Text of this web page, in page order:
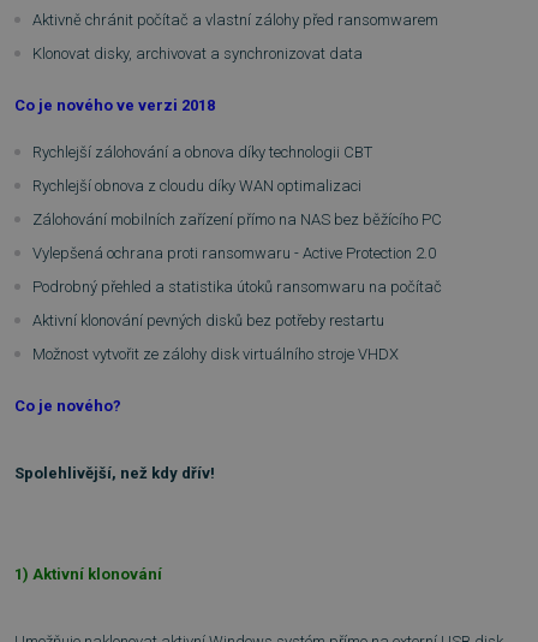
Aktivně chránit počítač a vlastní zálohy před ransomwarem
Klonovat disky, archivovat a synchronizovat data
Co je nového ve verzi 2018
Rychlejší zálohování a obnova díky technologii CBT
Rychlejší obnova z cloudu díky WAN optimalizaci
Zálohování mobilních zařízení přímo na NAS bez běžícího PC
Vylepšená ochrana proti ransomwaru - Active Protection 2.0
Podrobný přehled a statistika útoků ransomwaru na počítač
Aktivní klonování pevných disků bez potřeby restartu
Možnost vytvořit ze zálohy disk virtuálního stroje VHDX
Co je nového?
Spolehlivější, než kdy dřív!
1) Aktivní klonování